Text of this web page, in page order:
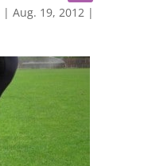
| Aug. 19, 2012 |